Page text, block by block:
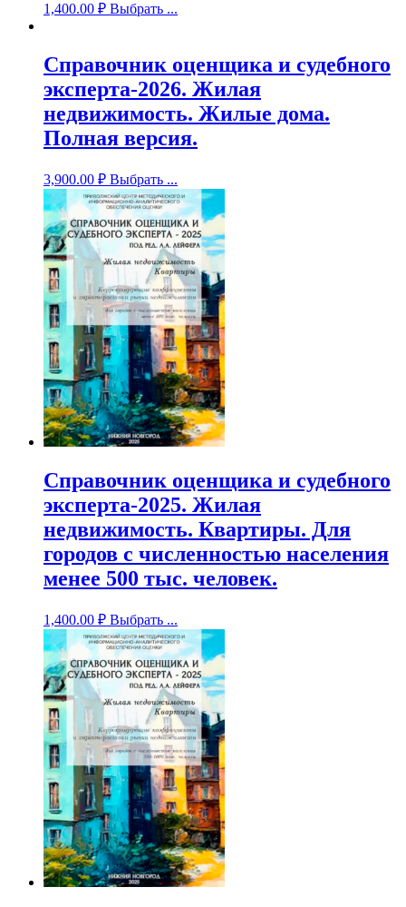
1,400.00 ₽ Выбрать ...
Справочник оценщика и судебного
эксперта-2026. Жилая
недвижимость. Жилые дома.
Полная версия.
3,900.00 ₽ Выбрать ...
Справочник оценщика и судебного
эксперта-2025. Жилая
недвижимость. Квартиры. Для
городов с численностью населения
менее 500 тыс. человек.
1,400.00 ₽ Выбрать ...